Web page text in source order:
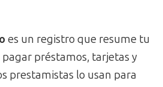
es un registro que resume tu
préstamos, tarjetas y
prestamistas lo usan para